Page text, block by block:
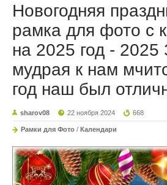
Новогодняя
рамка для фото с
на 2025 год - 2025
мудрая к нам
год наш был
sharov08 22 ноября 2024 668
Рамки для Фото / Календари